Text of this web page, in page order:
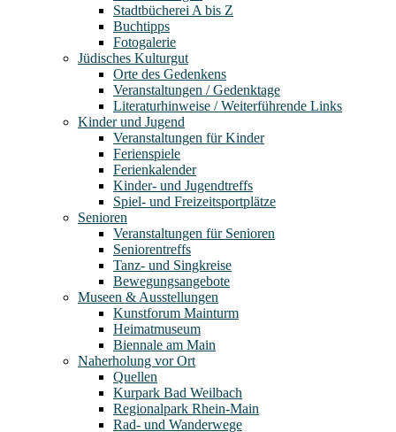
Stadtbücherei A bis Z
Buchtipps
Fotogalerie
Jüdisches Kulturgut
Orte des Gedenkens
Veranstaltungen / Gedenktage
Literaturhinweise / Weiterführende Links
Kinder und Jugend
Veranstaltungen für Kinder
Ferienspiele
Ferienkalender
Kinder- und Jugendtreffs
Spiel- und Freizeitsportplätze
Senioren
Veranstaltungen für Senioren
Seniorentreffs
Tanz- und Singkreise
Bewegungsangebote
Museen & Ausstellungen
Kunstforum Mainturm
Heimatmuseum
Biennale am Main
Naherholung vor Ort
Quellen
Kurpark Bad Weilbach
Regionalpark Rhein-Main
Rad- und Wanderwege